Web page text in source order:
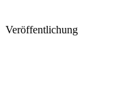
Veröffentlichung